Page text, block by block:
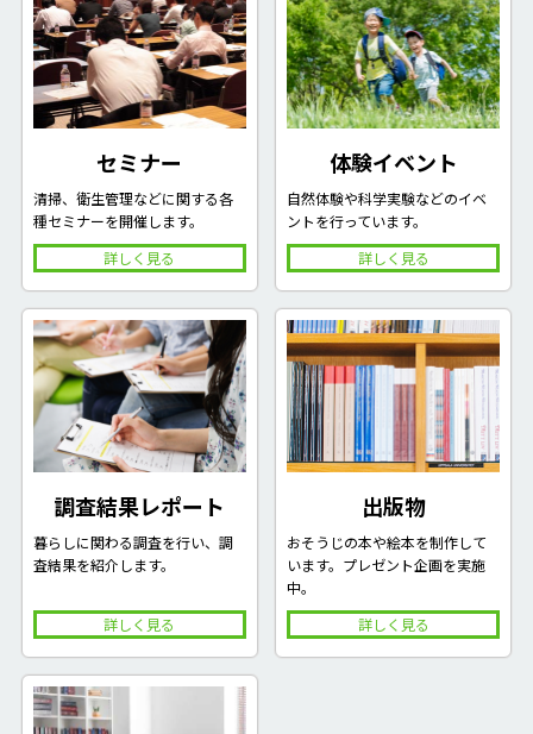
セミナー
清掃、衛生管理などに関する各
種セミナーを開催します。
詳しく見る
体験イベント
自然体験や科学実験などのイベ
ントを行っています。
詳しく見る
調査結果レポート
暮らしに関わる調査を行い、調
査結果を紹介します。
詳しく見る
出版物
おそうじの本や絵本を制作して
います。プレゼント企画を実施
中。
詳しく見る